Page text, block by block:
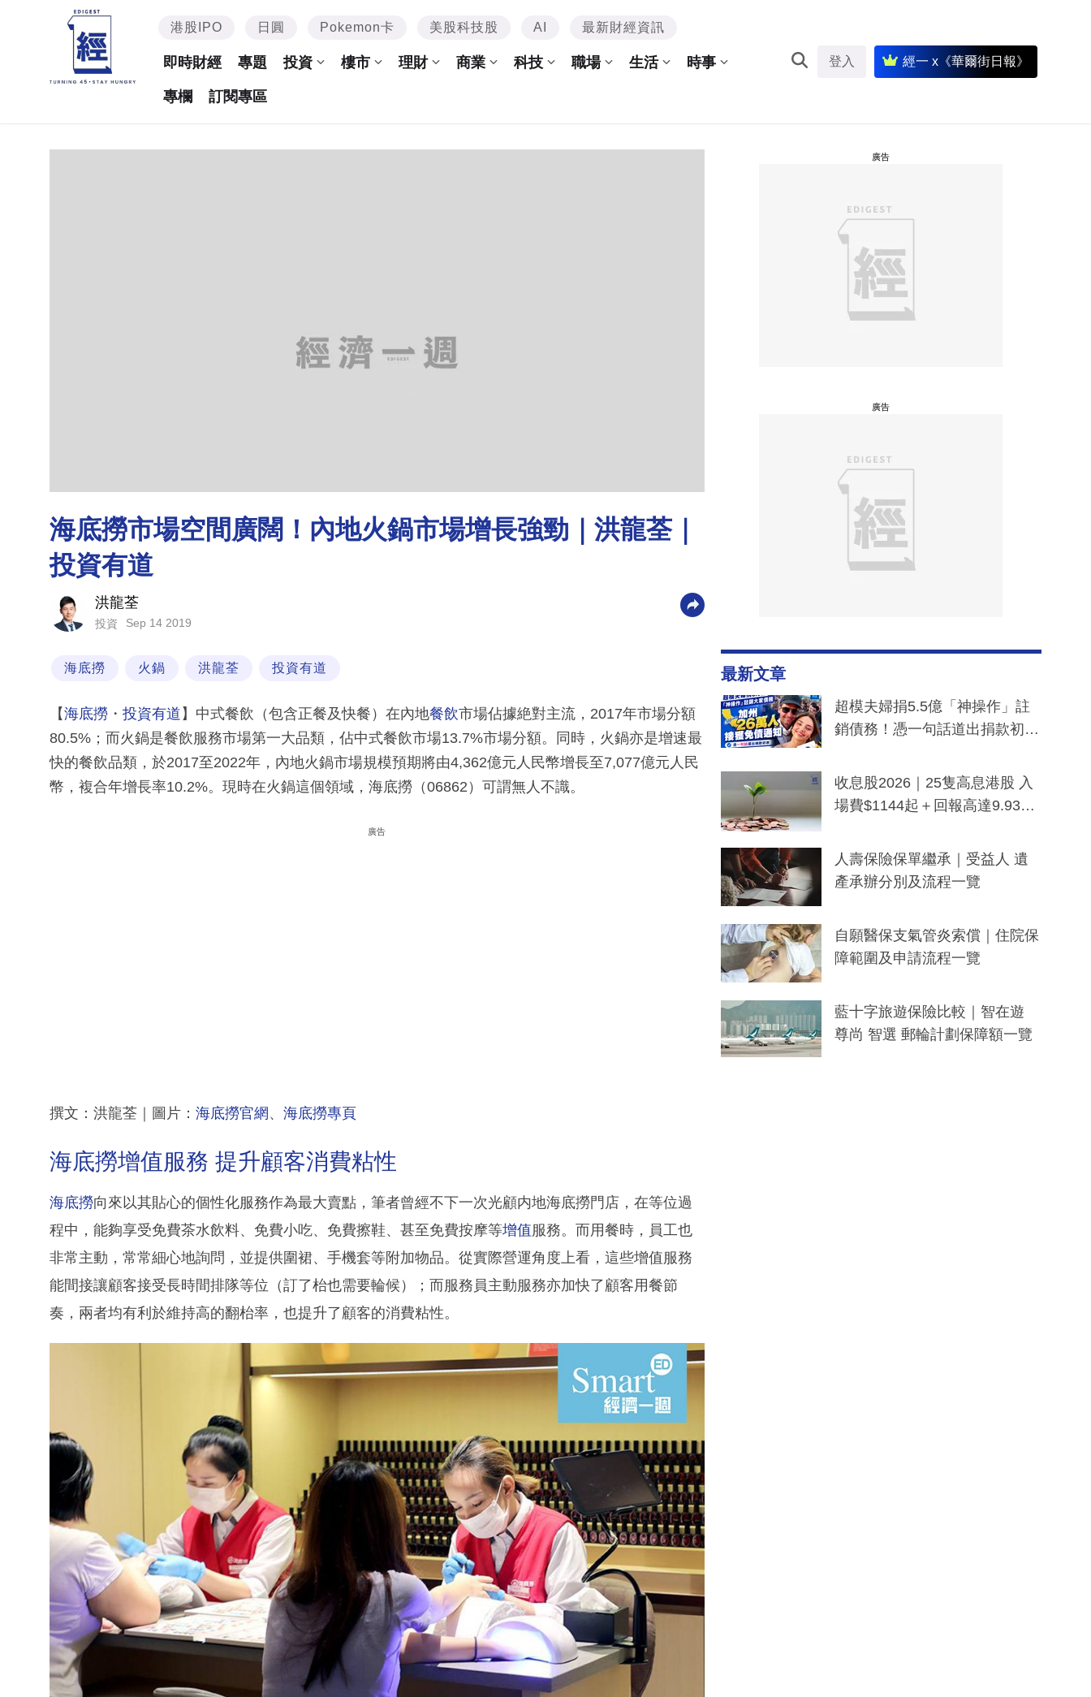
港股IPO 日圓 Pokemon卡 美股科技股 AI 最新財經資訊
即時財經 專題 投資 樓市 理財 商業 科技 職場 生活 時事
專欄 訂閱專區
登入 經一 x《華爾街日報》
海底撈市場空間廣闊！內地火鍋市場增長強勁｜洪龍荃｜
投資有道
洪龍荃
投資 Sep 14 2019
海底撈 火鍋 洪龍荃 投資有道
【海底撈 ・ 投資有道 】中式餐飲（包含正餐及快餐）在內地餐飲市場佔據絶對主流，2017年市場分額
80.5%；而火鍋是餐飲服務市場第一大品類，佔中式餐飲市場13.7%市場分額。同時，火鍋亦是增速最
快的餐飲品類，於2017至2022年，內地火鍋市場規模預期將由4,362億元人民幣增長至7,077億元人民
幣，複合年增長率10.2%。現時在火鍋這個領域，海底撈（06862）可謂無人不識。
廣告
撰文：洪龍荃｜圖片： 海底撈官網 、 海底撈專頁
海底撈增值服務 提升顧客消費粘性
海底撈向來以其貼心的個性化服務作為最大賣點，筆者曾經不下一次光顧内地海底撈門店，在等位過
程中，能夠享受免費茶水飲料、免費小吃、免費擦鞋、甚至免費按摩等增值服務。而用餐時，員工也
非常主動，常常細心地詢問，並提供圍裙、手機套等附加物品。從實際營運角度上看，這些增值服務
能間接讓顧客接受長時間排隊等位（訂了枱也需要輪候）；而服務員主動服務亦加快了顧客用餐節
奏，兩者均有利於維持高的翻枱率，也提升了顧客的消費粘性。
廣告
廣告
最新文章
超模夫婦捐5.5億「神操作」註
銷債務！憑一句話道出捐款初
一度被誤當詐騙手段
收息股2026｜25隻高息港股 入
場費$1144起＋回報高達9.93
人壽保險保單繼承｜受益人 遺
產承辦分別及流程一覽
自願醫保支氣管炎索償｜住院保
障範圍及申請流程一覽
藍十字旅遊保險比較｜智在遊
尊尚 智選 郵輪計劃保障額一覽